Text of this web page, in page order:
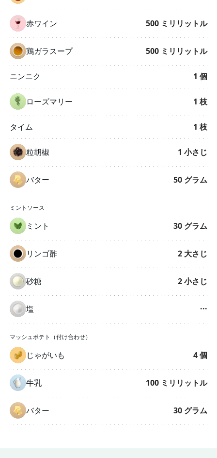
赤ワイン 500 ミリリットル
鶏ガラスープ 500 ミリリットル
ニンニク 1 個
ローズマリー 1 枝
タイム 1 枝
粒胡椒 1 小さじ
バター 50 グラム
ミントソース
ミント 30 グラム
リンゴ酢 2 大さじ
砂糖 2小さじ
塩 ···
マッシュポテト（付け合わせ）
じゃがいも 4個
牛乳 100 ミリリットル
バター 30 グラム